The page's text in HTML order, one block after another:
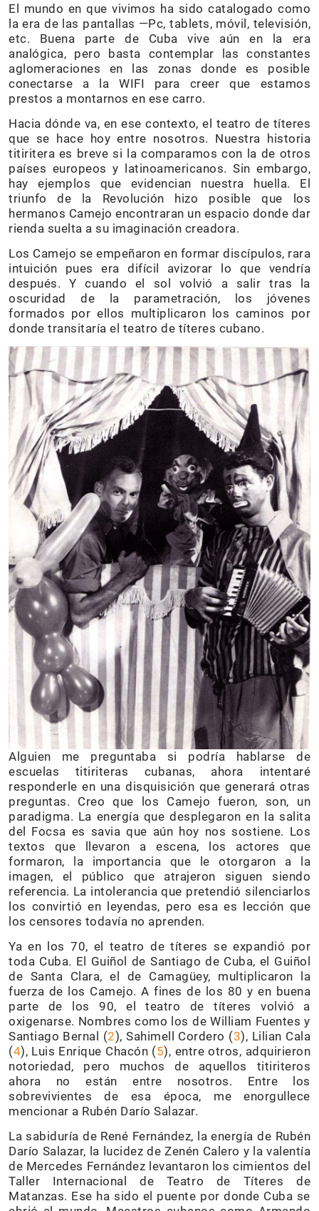
El mundo en que vivimos ha sido catalogado como
la era de las pantallas —Pc, tablets, móvil, televisión,
etc. Buena parte de Cuba vive aún en la era
analógica, pero basta contemplar las constantes
aglomeraciones en las zonas donde es posible
conectarse a la WIFI para creer que estamos
prestos a montarnos en ese carro.
Hacia dónde va, en ese contexto, el teatro de títeres
que se hace hoy entre nosotros. Nuestra historia
titiritera es breve si la comparamos con la de otros
países europeos y latinoamericanos. Sin embargo,
hay ejemplos que evidencian nuestra huella. El
triunfo de la Revolución hizo posible que los
hermanos Camejo encontraran un espacio donde dar
rienda suelta a su imaginación creadora.
Los Camejo se empeñaron en formar discípulos, rara
intuición pues era difícil avizorar lo que vendría
después. Y cuando el sol volvió a salir tras la
oscuridad de la parametración, los jóvenes
formados por ellos multiplicaron los caminos por
donde transitaría el teatro de títeres cubano.
Alguien me preguntaba si podría hablarse de
escuelas titiriteras cubanas, ahora intentaré
responderle en una disquisición que generará otras
preguntas. Creo que los Camejo fueron, son, un
paradigma. La energía que desplegaron en la salita
del Focsa es savia que aún hoy nos sostiene. Los
textos que llevaron a escena, los actores que
formaron, la importancia que le otorgaron a la
imagen, el público que atrajeron siguen siendo
referencia. La intolerancia que pretendió silenciarlos
los convirtió en leyendas, pero esa es lección que
los censores todavía no aprenden.
Ya en los 70, el teatro de títeres se expandió por
toda Cuba. El Guiñol de Santiago de Cuba, el Guiñol
de Santa Clara, el de Camagüey, multiplicaron la
fuerza de los Camejo. A fines de los 80 y en buena
parte de los 90, el teatro de títeres volvió a
oxigenarse. Nombres como los de William Fuentes y
Santiago Bernal (2), Sahimell Cordero (3), Lilian Cala
(4), Luis Enrique Chacón (5), entre otros, adquirieron
notoriedad, pero muchos de aquellos titiriteros
ahora no están entre nosotros. Entre los
sobrevivientes de esa época, me enorgullece
mencionar a Rubén Darío Salazar.
La sabiduría de René Fernández, la energía de Rubén
Darío Salazar, la lucidez de Zenén Calero y la valentía
de Mercedes Fernández levantaron los cimientos del
Taller Internacional de Teatro de Títeres de
Matanzas. Ese ha sido el puente por donde Cuba se